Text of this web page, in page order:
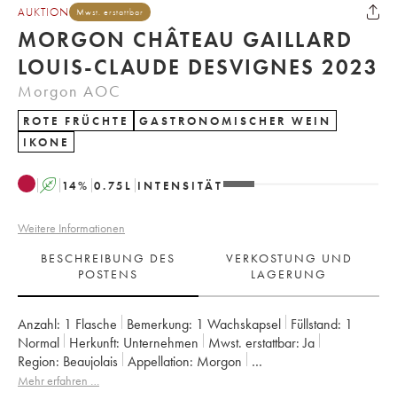
AUKTION Mwst. erstattbar
MORGON CHÂTEAU GAILLARD
LOUIS-CLAUDE DESVIGNES 2023
Morgon AOC
ROTE FRÜCHTE
GASTRONOMISCHER WEIN
IKONE
A 14% 0.75 L INTENSITÄT
Weitere Informationen
BESCHREIBUNG DES
POSTENS
VERKOSTUNG UND
LAGERUNG
Anzahl: 1 Flasche Bemerkung: 1 Wachskapsel Füllstand: 1
Normal
Herkunft: unternehmen Mwst. erstattbar: ja
Region:
Beaujolais Appellation:
Morgon
Eigentümer: Louis-Claude Desvignes
Mehr erfahren …